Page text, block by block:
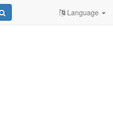
Language